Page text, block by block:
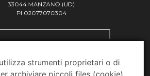
33044 MANZANO (UD)
PI 02077070304
strumenti proprietari o di
archiviare piccoli files (cookie)